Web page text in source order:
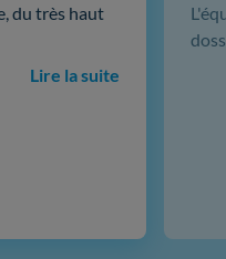
du très haut
Lire la suite